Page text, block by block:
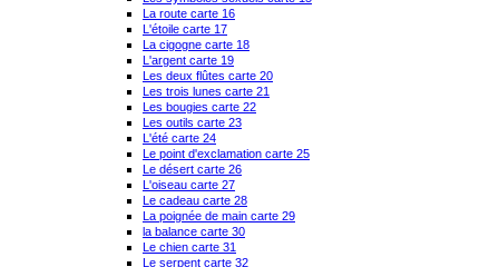
La route carte 16
L'étoile carte 17
La cigogne carte 18
L'argent carte 19
Les deux flûtes carte 20
Les trois lunes carte 21
Les bougies carte 22
Les outils carte 23
L'été carte 24
Le point d'exclamation carte 25
Le désert carte 26
L'oiseau carte 27
Le cadeau carte 28
La poignée de main carte 29
la balance carte 30
Le chien carte 31
Le serpent carte 32